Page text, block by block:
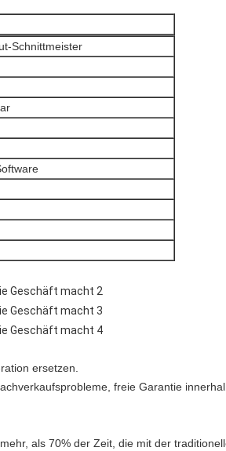
Schnittmeister
ersetzen.
freie Garantie
als 70% der Zeit, die mit der